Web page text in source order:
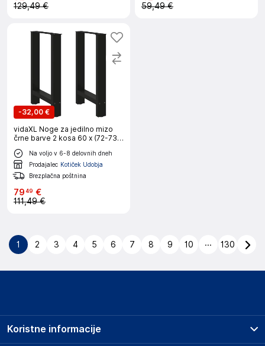
129,49 € 59,49 €
-32,00 €
vidaXL Noge za jedilno mizo
črne barve 2 kosa 60 x (72-73)
cm jeklo
Na voljo v 6-8 delovnih dneh
Prodajalec Kotiček Udobja
Brezplačna poštnina
7949 €
111,49 €
1 2 3 4 5 6 7 8 9 10 ... 130
Koristne informacije